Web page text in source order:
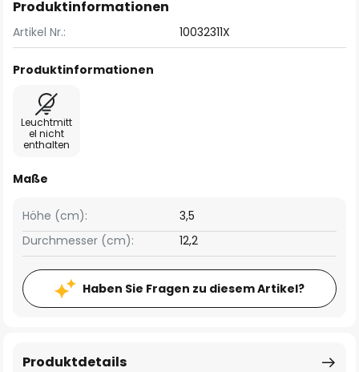
Produktinformationen
Artikel Nr.: 10032311X
Produktinformationen
Leuchtmitt
el nicht
enthalten
Maße
Höhe (cm):
3,5
Durchmesser (cm):
12,2
Haben Sie Fragen zu diesem Artikel?
Produktdetails